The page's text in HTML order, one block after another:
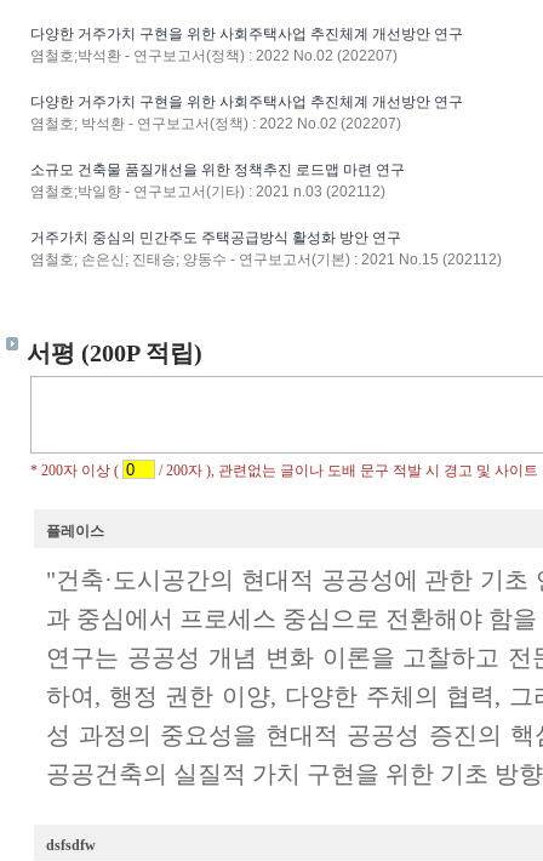
다양한 거주가치 구현을 위한 사회주택사업 추진체계 개선방안 연구
염철호;박석환 - 연구보고서(정책) : 2022 No.02 (202207)
다양한 거주가치 구현을 위한 사회주택사업 추진체계 개선방안 연구
염철호; 박석환 - 연구보고서(정책) : 2022 No.02 (202207)
소규모 건축물 품질개선을 위한 정책추진 로드맵 마련 연구
염철호;박일향 - 연구보고서(기타) : 2021 n.03 (202112)
거주가치 중심의 민간주도 주택공급방식 활성화 방안 연구
염철호; 손은신; 진태승; 양동수 - 연구보고서(기본) : 2021 No.15 (202112)